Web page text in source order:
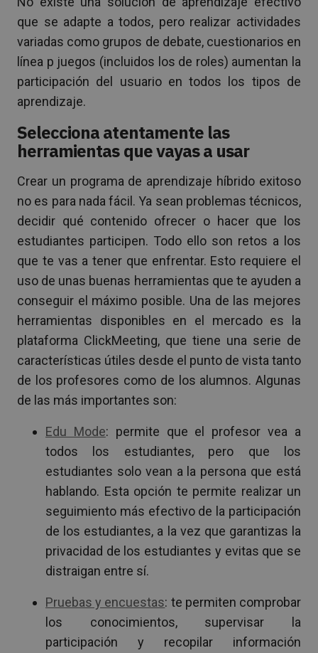
que se adapte a todos, pero realizar actividades
variadas como grupos de debate, cuestionarios en
línea p juegos (incluidos los de roles) aumentan la
participación del usuario en todos los tipos de
aprendizaje.
Selecciona atentamente las
herramientas que vayas a usar
Crear un programa de aprendizaje híbrido exitoso
no es para nada fácil. Ya sean problemas técnicos,
decidir qué contenido ofrecer o hacer que los
estudiantes participen. Todo ello son retos a los
que te vas a tener que enfrentar. Esto requiere el
uso de unas buenas herramientas que te ayuden a
conseguir el máximo posible. Una de las mejores
herramientas disponibles en el mercado es la
plataforma ClickMeeting, que tiene una serie de
características útiles desde el punto de vista tanto
de los profesores como de los alumnos. Algunas
de las más importantes son:
Edu Mode: permite que el profesor vea a
todos los estudiantes, pero que los
estudiantes solo vean a la persona que está
hablando. Esta opción te permite realizar un
seguimiento más efectivo de la participación
de los estudiantes, a la vez que garantizas la
privacidad de los estudiantes y evitas que se
distraigan entre sí.
Pruebas y encuestas: te permiten comprobar
los conocimientos, supervisar la
participación y recopilar información